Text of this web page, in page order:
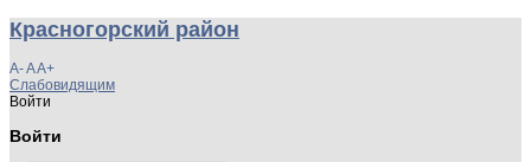
Красногорский район
A-AA+
Слабовидящим
Войти
Войти